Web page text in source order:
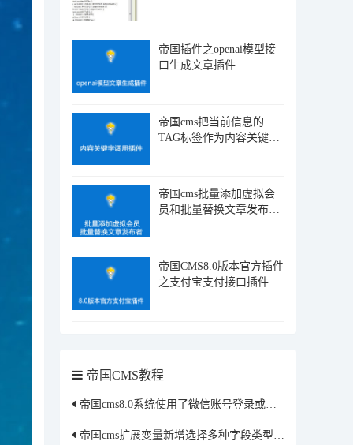
帝国插件之openai模型接
口生成文章插件
帝国cms把当前信息的
TAG标签作为内容关键字
帝国cms批量添加虚拟会
员和批量替换文章发布者
帝国CMS8.0版本官方插件
之支付宝支付接口插件
帝国CMS教程
帝国cms8.0系统使用了微信账号登录或者qq账号登录获取的头像保存到本地方法
帝国cms扩展变量新增选择多种字段类型修改方法